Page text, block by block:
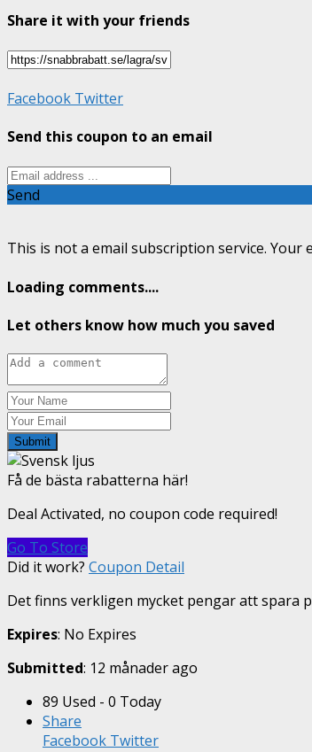
Share it with your friends
Facebook Twitter
Send this coupon to an email
Send
This is not a email subscription service.
Loading comments....
Let others know how much you saved
Submit
Få de bästa rabatterna här!
Deal Activated, no coupon code required!
Go To Store
Did it work? Coupon Detail
Det finns verkligen mycket pengar att spara
Expires: No Expires
Submitted: 12 månader ago
89 Used - 0 Today
Share
Facebook Twitter